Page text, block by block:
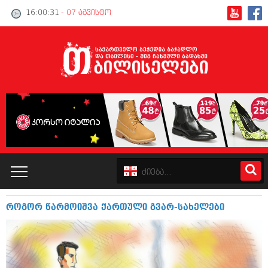
16:00:32 - 07 აგვისტო
კატალოგი
პოლიტიკა
ინტერვიუები
როგორ წარმოიშვა ქართული გვარ-სახელები